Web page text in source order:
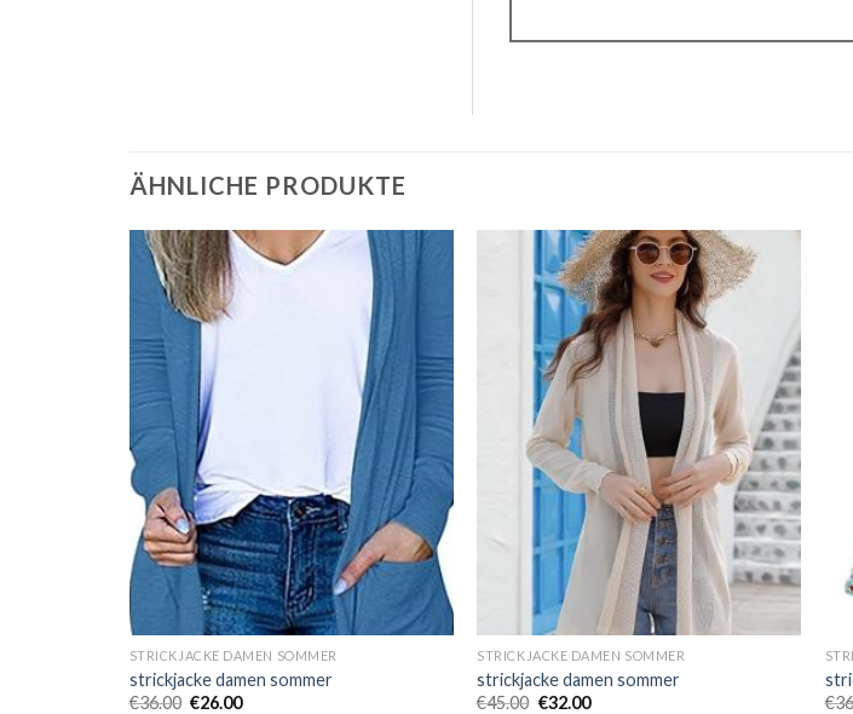
ÄHNLICHE PRODUKTE
STRICKJACKE DAMEN SOMMER
strickjacke damen sommer
€36.00 €26.00
STRICKJACKE DAMEN SOMMER
strickjacke damen sommer
€45.00 €32.00
€